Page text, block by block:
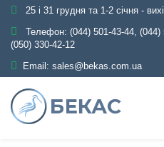
25 і 31 грудня та 1-2 січня -
Телефон: (044) 501-43-44, (044)
(050) 330-42-12
Email: sales@bekas.com.ua